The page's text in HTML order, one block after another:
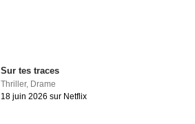
Sur tes traces
Thriller, Drame
18 juin 2026 sur Netflix